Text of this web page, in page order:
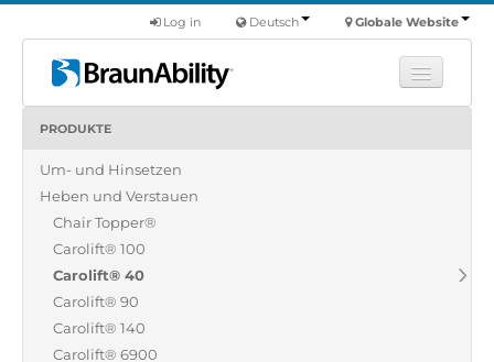
Globale Website
Deutsch
Log in
Produkte
Über uns
Finde einen Händler
PRODUKTE
Um- und Hinsetzen
Heben und Verstauen
Chair Topper®
Carolift® 100
Carolift® 40
Carolift® 90
Carolift® 140
Carolift® 6900